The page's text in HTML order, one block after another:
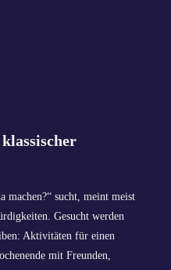
machen?“ sucht, meint meist
Gesucht werden
Aktivitäten für einen
mit Freunden,